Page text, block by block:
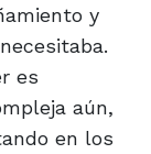
y
es
aún,
en los